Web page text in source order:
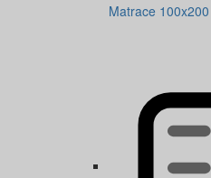
Matrace 100x200